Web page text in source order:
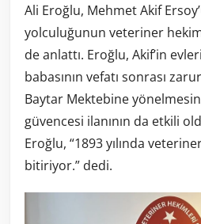
Ali Eroğlu, Mehmet Akif
yolculuğunun veteriner
de anlattı. Eroğlu, Akif’in
babasının vefatı sonrası
Baytar Mektebine
güvencesi ilanının da etkili
Eroğlu, “1893 yılında
bitiriyor.” dedi.